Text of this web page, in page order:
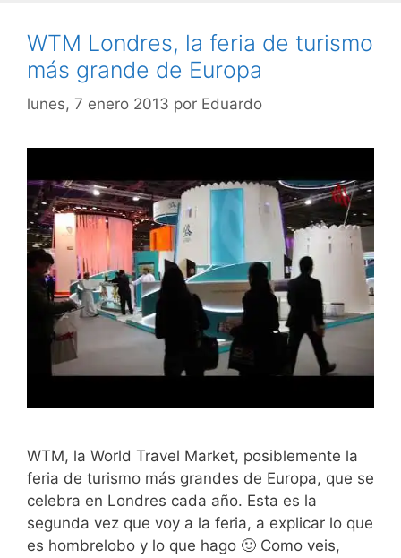
WTM Londres, la feria de turismo
más grande de Europa
lunes, 7 enero 2013 por Eduardo
WTM, la World Travel Market, posiblemente la
feria de turismo más grandes de Europa, que se
celebra en Londres cada año. Esta es la
segunda vez que voy a la feria, a explicar lo que
es hombrelobo y lo que hago 🙂 Como veis,